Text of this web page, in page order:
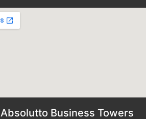
Absolutto Business Towers